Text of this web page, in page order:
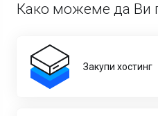
Како можеме да Ви
Закупи хостинг